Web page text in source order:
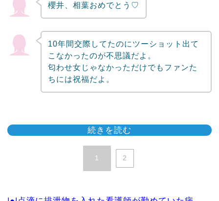
櫻井、相葉おめでとう♡
10年間交際してたのにツーショット出て
こなかったのが不思議だよ。
匂わせ女じゃなかっただけでもファンた
ちには祝福だよ。
続きを読む
1 2